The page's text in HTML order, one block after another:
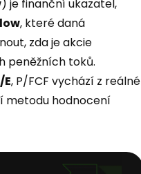
) je finanční ukazatel,
, které daná
zda je akcie
peněžních toků.
E, P/FCF vychází z reálné
metodu hodnocení